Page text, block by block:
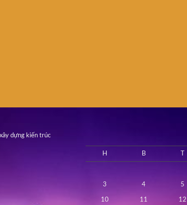
dựng kiến trúc
H B
3 4 5
10 11 12